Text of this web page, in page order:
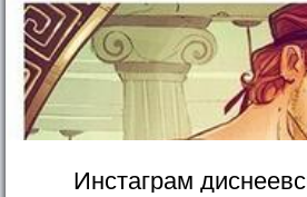
Инстаграм